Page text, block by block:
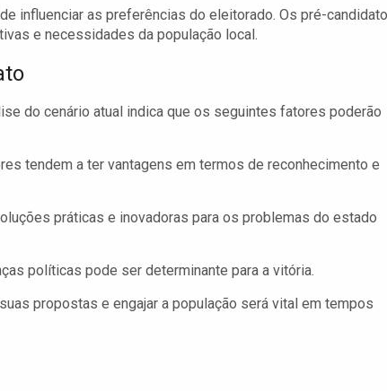
influenciar as preferências do eleitorado. Os pré-
e necessidades da população local.
do cenário atual indica que os seguintes fatores poderão
tendem a ter vantagens em termos de reconhecimento e
práticas e inovadoras para os problemas do estado
políticas pode ser determinante para a vitória.
propostas e engajar a população será vital em tempos